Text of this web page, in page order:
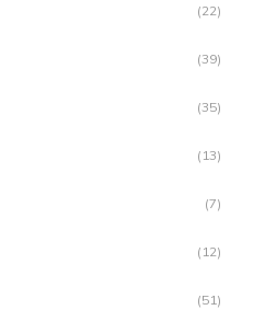
(22)
(39)
(35)
(13)
(7)
(12)
(51)